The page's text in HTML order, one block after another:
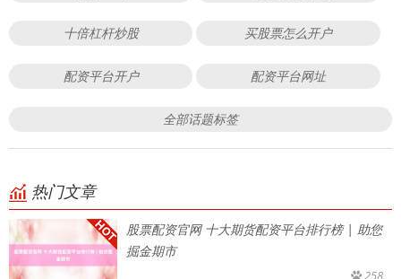
十倍杠杆炒股 买股票怎么开户
配资平台开户 配资平台网址
全部话题标签
热门文章
股票配资官网 十大期货配资平台排行榜 | 助您
掘金期市
258